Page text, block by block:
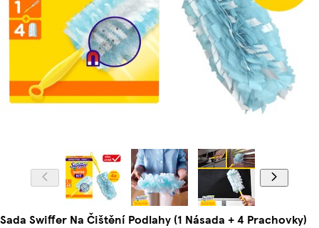
Sada Swiffer Na Čištění Podlahy (1 Násada + 4 Prachovky)